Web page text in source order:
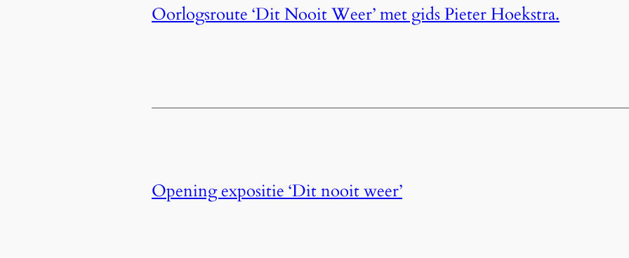
Oorlogsroute ‘Dit Nooit Weer’ met gids Pieter Hoekstra.
Opening expositie ‘Dit nooit weer’